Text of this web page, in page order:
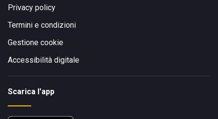
Privacy policy
Termini e condizioni
Gestione cookie
Accessibilità digitale
Scarica l'app